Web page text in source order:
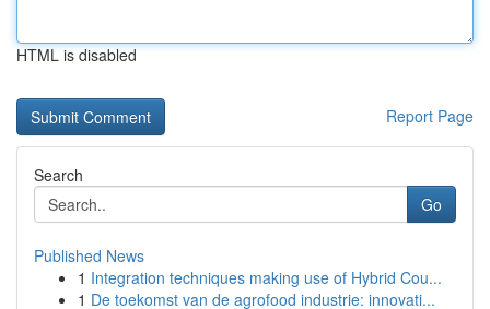
HTML is disabled
Report Page
Search
Go
Published News
1 Integration techniques making use of Hybrid Cou...
1 De toekomst van de agrofood industrie: innovati...